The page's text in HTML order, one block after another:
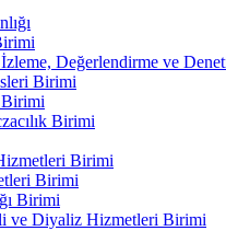
Değerlendirme ve
Birimi
Birimi
Birimi
Birimi
Birimi
Birimi
ve Diyaliz Hizmetleri Birimi